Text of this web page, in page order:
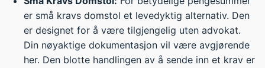
er små kravs domstol et levedyktig alternativ. Den
er designet for å være tilgjengelig uten advokat.
Din nøyaktige dokumentasjon vil være avgjørende
her. Den blotte handlingen av å sende inn et krav er